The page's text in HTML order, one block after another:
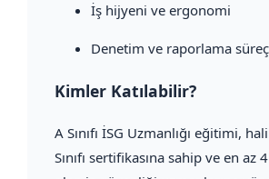
İş hijyeni ve ergonomi
Denetim ve raporlama
Kimler Katılabilir?
A Sınıfı İSG Uzmanlığı eğitimi,
Sınıfı sertifikasına sahip ve en az